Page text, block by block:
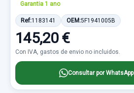
Garantia 1 ano
Ref:1183141 OEM:5F1941005B
145,20 €
Con IVA, gastos de envio no incluidos.
Consultar por WhatsApp